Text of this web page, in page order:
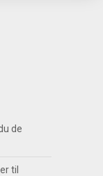
de
til